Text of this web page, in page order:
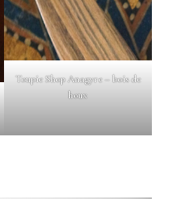
Toupie Shop Anagyre – bois de
houx